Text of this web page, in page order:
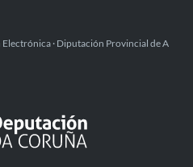
· Diputación Provincial de A